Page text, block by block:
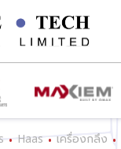
• Haas • เครื่องกลึง •